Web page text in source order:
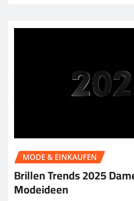
MODE & EINKAUFEN
Brillen Trends 2025
Modeideen